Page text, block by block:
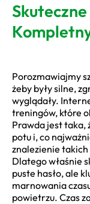
Porozmawiajmy
żeby były silne,
wyglądały.
treningów, które
Prawda jest taka,
potu i, co
znalezienie
Dlatego właśnie
puste hasło, ale
marnowania
powietrzu. Czas